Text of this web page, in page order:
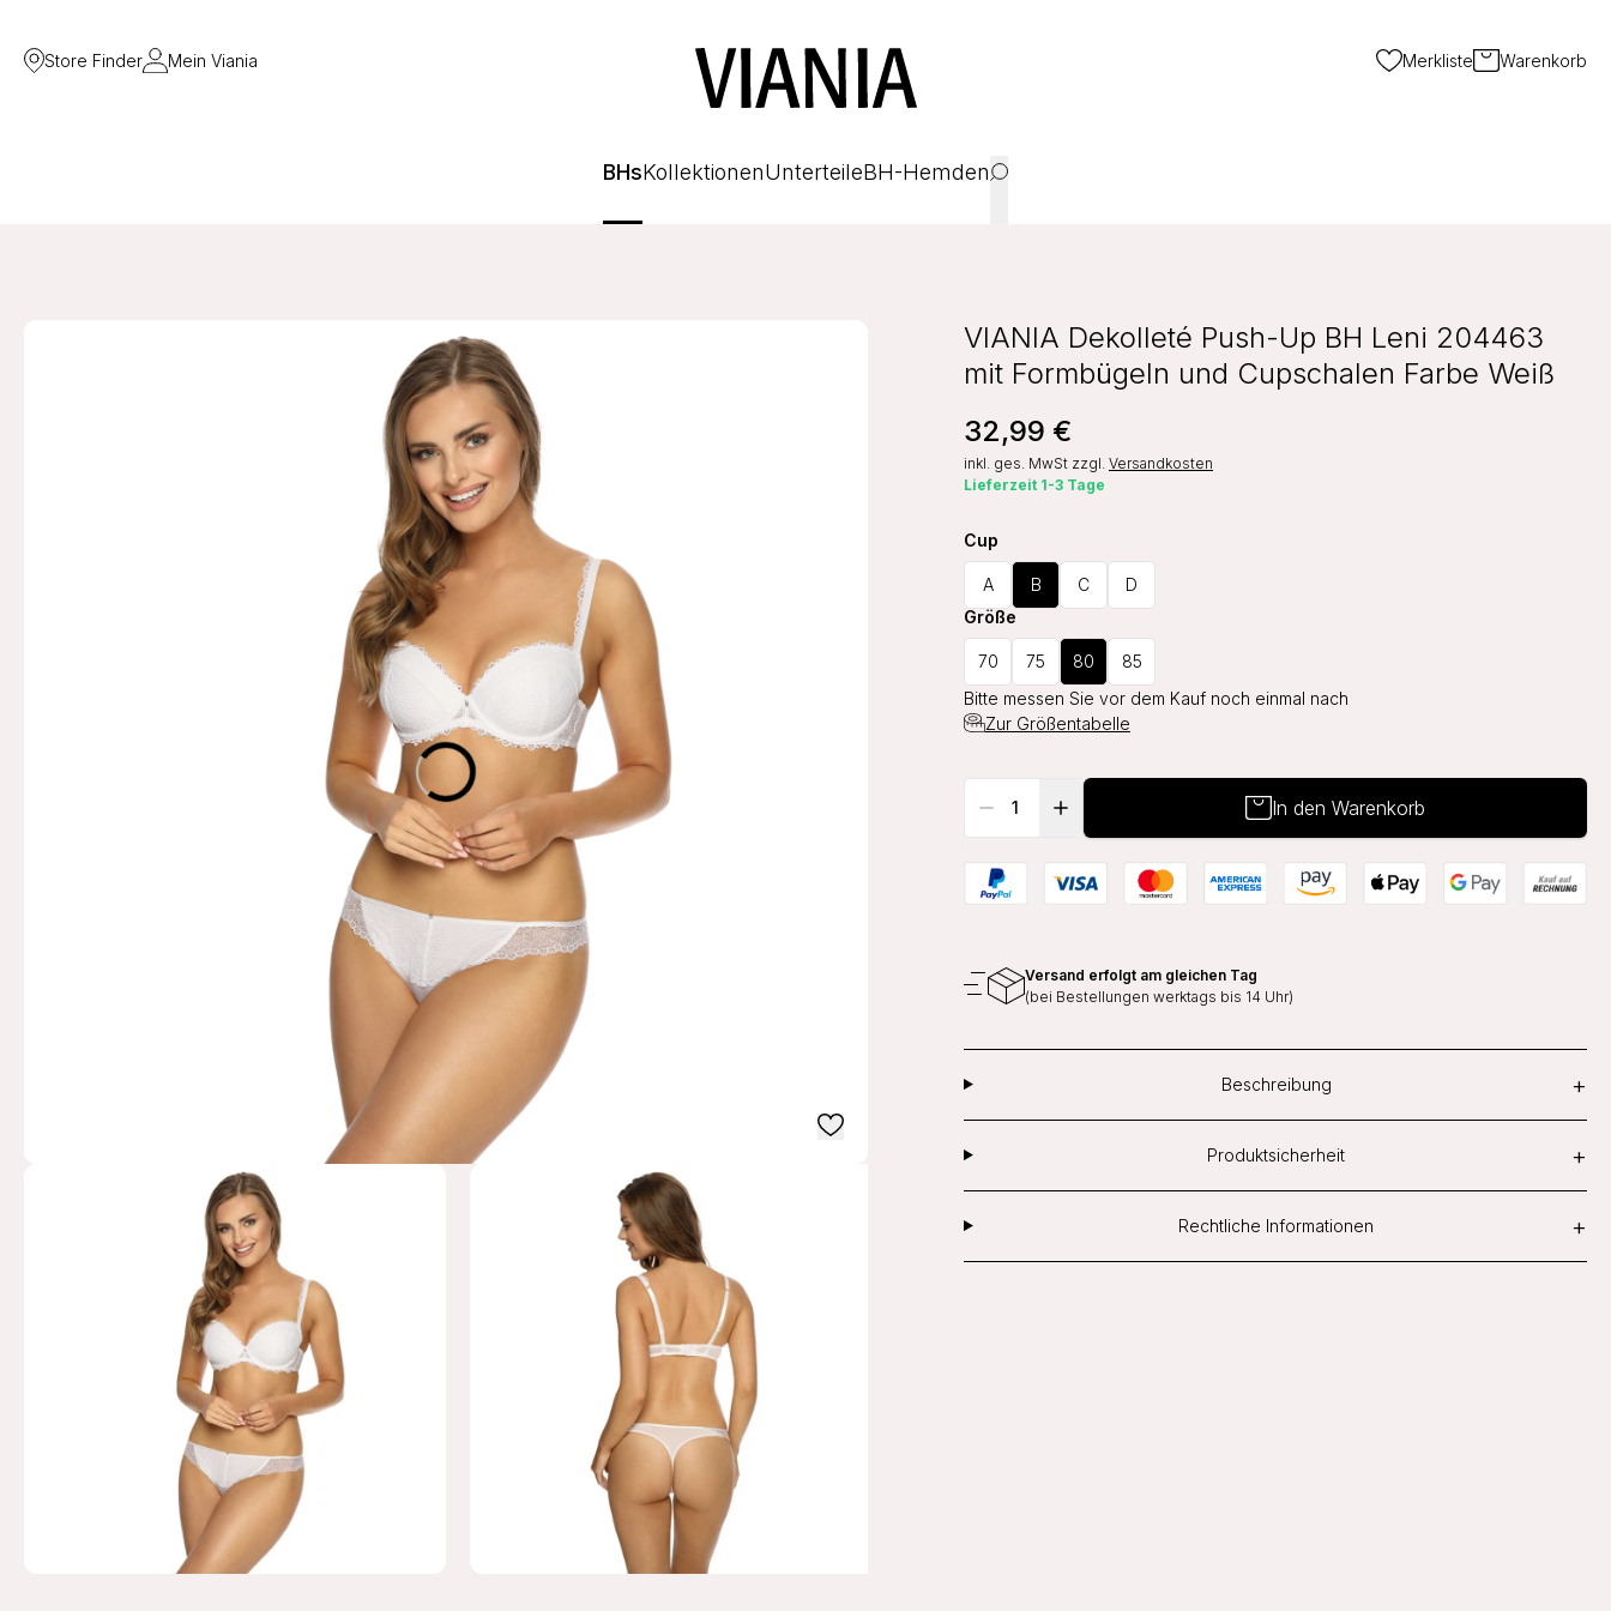
Store Finder Mein Viania Merkliste Warenkorb
BHsKollektionenUnterteileBH-Hemden
VIANIA Dekolleté Push-Up BH Leni 204463
mit Formbügeln und Cupschalen Farbe Weiß
32,99 €
inkl. ges. MwSt zzgl. Versandkosten
Lieferzeit 1-3 Tage
Cup
A B C
D
Größe
70 75 80
85
Bitte messen Sie vor dem Kauf noch einmal nach
Zur Größentabelle
In den Warenkorb
Versand erfolgt am gleichen Tag
(bei Bestellungen werktags bis 14 Uhr)
Beschreibung +
Produktsicherheit +
Rechtliche Informationen +